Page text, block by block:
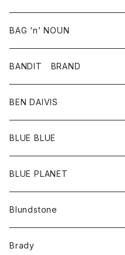
その他雑貨
スカート
パンツ
グッズ
靴
アウター
革ジャケット
BAG ‘n’ NOUN
アクセサリー
バッグ
ポーチ
BANDIT BRAND
トップス
Ｔシャツ
BEN DAIVIS
ポトム
パンツ
BLUE BLUE
アウター
カーディガン
コート
アクセサリー
バッグ
キッズ
BLUE PLANET
サングラス
Blundstone
Brady